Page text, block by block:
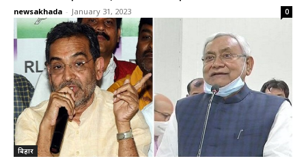
newsakhada - January 31, 2023 0
बिहार